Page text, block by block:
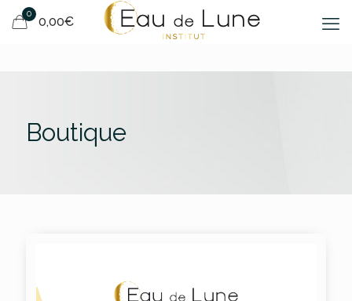
0
0,00€
Boutique